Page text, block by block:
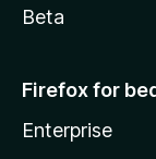
Beta
Firefox for
Enterprise